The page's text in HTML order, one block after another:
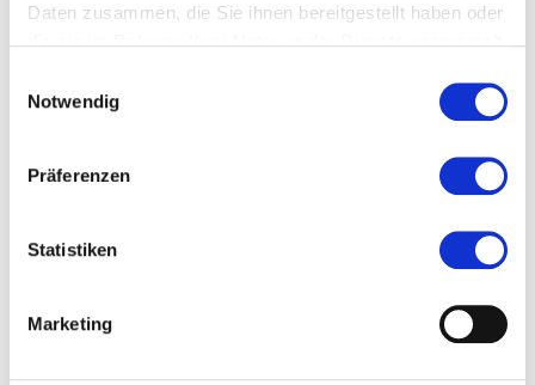
Daten zusammen, die Sie ihnen bereitgestellt haben oder
Notwendig
Präferenzen
Statistiken
Marketing
Kosten und Anmeldung
Ort und Anfahrt
Veranstaltet von